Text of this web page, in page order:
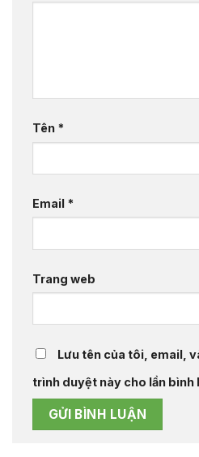
Tên *
Email *
Trang web
Lưu tên của tôi, email,
trình duyệt này cho lần bình